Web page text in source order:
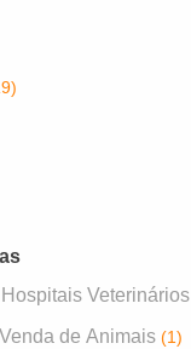
Veterinários
de Animais (1)